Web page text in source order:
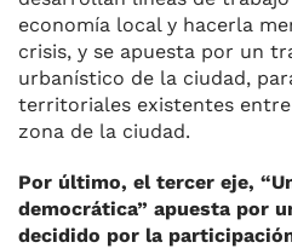
economía local y hacerla
crisis, y se apuesta por un
urbanístico de la ciudad,
territoriales existentes
zona de la ciudad.
Por último, el tercer eje,
democrática” apuesta por
decidido por la